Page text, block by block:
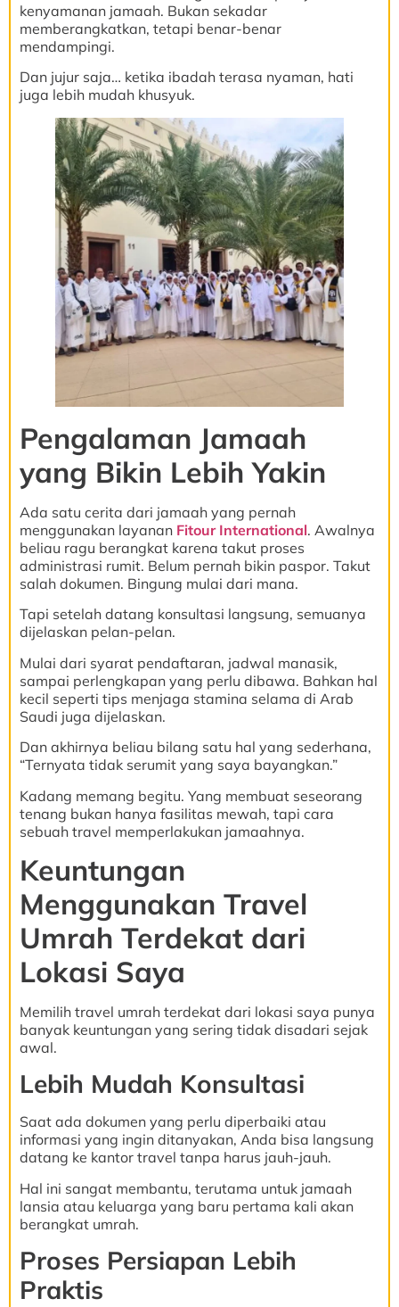
kenyamanan jamaah. Bukan sekadar
memberangkatkan, tetapi benar-benar
mendampingi.
Dan jujur saja… ketika ibadah terasa nyaman, hati
juga lebih mudah khusyuk.
Pengalaman Jamaah
yang Bikin Lebih Yakin
Ada satu cerita dari jamaah yang pernah
menggunakan layanan Fitour International. Awalnya
beliau ragu berangkat karena takut proses
administrasi rumit. Belum pernah bikin paspor. Takut
salah dokumen. Bingung mulai dari mana.
Tapi setelah datang konsultasi langsung, semuanya
dijelaskan pelan-pelan.
Mulai dari syarat pendaftaran, jadwal manasik,
sampai perlengkapan yang perlu dibawa. Bahkan hal
kecil seperti tips menjaga stamina selama di Arab
Saudi juga dijelaskan.
Dan akhirnya beliau bilang satu hal yang sederhana,
“Ternyata tidak serumit yang saya bayangkan.”
Kadang memang begitu. Yang membuat seseorang
tenang bukan hanya fasilitas mewah, tapi cara
sebuah travel memperlakukan jamaahnya.
Keuntungan
Menggunakan Travel
Umrah Terdekat dari
Lokasi Saya
Memilih travel umrah terdekat dari lokasi saya punya
banyak keuntungan yang sering tidak disadari sejak
awal.
Lebih Mudah Konsultasi
Saat ada dokumen yang perlu diperbaiki atau
informasi yang ingin ditanyakan, Anda bisa langsung
datang ke kantor travel tanpa harus jauh-jauh.
Hal ini sangat membantu, terutama untuk jamaah
lansia atau keluarga yang baru pertama kali akan
berangkat umrah.
Proses Persiapan Lebih
Praktis